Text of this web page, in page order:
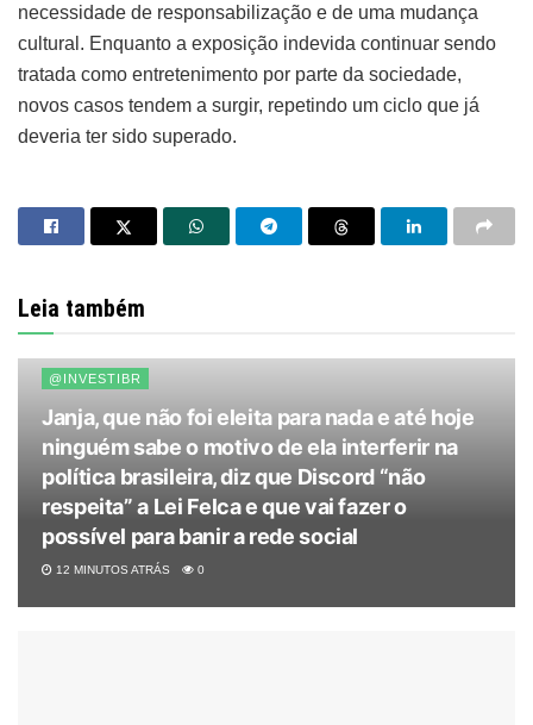
necessidade de responsabilização e de uma mudança
cultural. Enquanto a exposição indevida continuar sendo
tratada como entretenimento por parte da sociedade,
novos casos tendem a surgir, repetindo um ciclo que já
deveria ter sido superado.
Leia também
@INVESTIBR
Janja, que não foi eleita para nada e até hoje
ninguém sabe o motivo de ela interferir na
política brasileira, diz que Discord “não
respeita” a Lei Felca e que vai fazer o
possível para banir a rede social
12 MINUTOS ATRÁS 0